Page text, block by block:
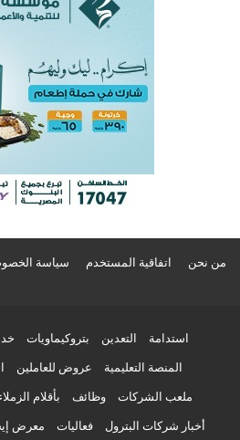
من نحن اتفاقية المستخدم سياسة
استدامة التعدين بتروكيماويات
المنصة التعليمية عروض للعاملين
ملعب الشركات وظائف بأقلام
أخبار شركات البترول فعاليات معرض